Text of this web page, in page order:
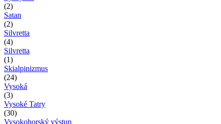
(2)
Satan
(2)
Silvretta
(4)
Silvretta
(1)
Skialpinizmus
(24)
Vysoká
(3)
Vysoké Tatry
(30)
Vysokohorský výstup